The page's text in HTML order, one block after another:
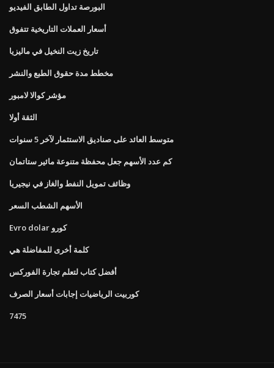
البورصة تداول الطابق الفيديو
أسعار العملات التاريخية تتفوق
تاريخ زيت النخيل في ماليزيا
مخطط مدة حقوق الطبع والنشر
مؤشر كوالا لامبور
الثقة أولا
متوسط ​​العائد على صناديق الاستثمار لآخر 5 سنوات
كم عدد الأسهم جعل محفظة متنوعة مائير ستاتمان
وظائف تمويل النفط والغاز في نيجيريا
الأسهم الشطب السعر
Evro dolar كورو
كلمة أخرى للمفاضلة هي
أفضل كتاب لتعلم تجارة الفوركس
كوربيت الرياضيات إجابات أسعار الصرف
7475